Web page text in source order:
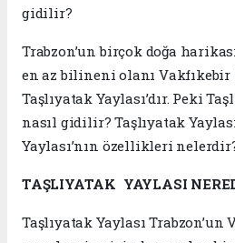
gidilir?
Trabzon’un birçok doğa
en az bilineni olanı
Taşlıyatak Yaylası’dır. Peki
nasıl gidilir? Taşlıyatak
Yaylası’nın özellikleri
TAŞLIYATAK YAYLASI
Taşlıyatak Yaylası Trabzon’un